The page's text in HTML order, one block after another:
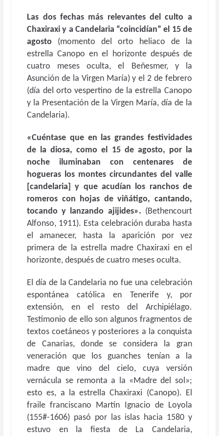
Las dos fechas más relevantes del culto a
Chaxiraxi y a Candelaria “coincidían” el 15 de
agosto (momento del orto heliaco de la
estrella Canopo en el horizonte después de
cuatro meses oculta, el Beñesmer, y la
Asunción de la Virgen María) y el 2 de febrero
(día del orto vespertino de la estrella Canopo
y la Presentación de la Virgen María, día de la
Candelaria).
«Cuéntase que en las grandes festividades
de la diosa, como el 15 de agosto, por la
noche iluminaban con centenares de
hogueras los montes circundantes del valle
[candelaria] y que acudían los ranchos de
romeros con hojas de viñátigo, cantando,
tocando y lanzando ajijides». (Bethencourt
Alfonso, 1911). Esta celebración duraba hasta
el amanecer, hasta la aparición por vez
primera de la estrella madre Chaxiraxi en el
horizonte, después de cuatro meses oculta.
El día de la Candelaria no fue una celebración
espontánea católica en Tenerife y, por
extensión, en el resto del Archipiélago.
Testimonio de ello son algunos fragmentos de
textos coetáneos y posteriores a la conquista
de Canarias, donde se considera la gran
veneración que los guanches tenían a la
madre que vino del cielo, cuya versión
vernácula se remonta a la «Madre del sol»;
esto es, a la estrella Chaxiraxi (Canopo). El
fraile franciscano Martín Ignacio de Loyola
(155#-1606) pasó por las islas hacia 1580 y
estuvo en la fiesta de La Candelaria,